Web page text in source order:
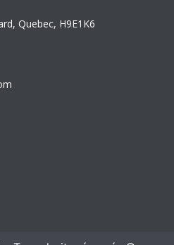
Quebec, H9E1K6